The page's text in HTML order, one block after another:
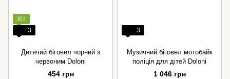
Хіт
3
Дитячий біговел чорний з
червоним Doloni
454 грн
3
Музичний біговел мотобайк
поліція для дітей Doloni
1 046 грн